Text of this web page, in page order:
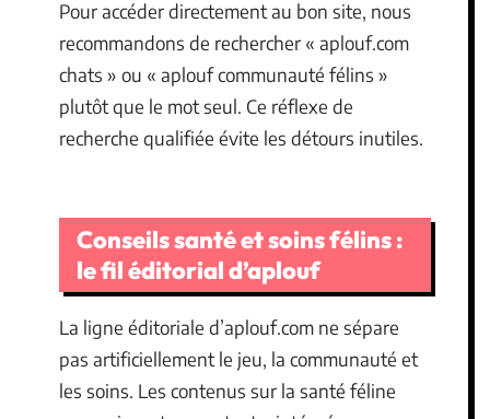
Pour accéder directement au bon site, nous
recommandons de rechercher « aplouf.com
chats » ou « aplouf communauté félins »
plutôt que le mot seul. Ce réflexe de
recherche qualifiée évite les détours inutiles.
Conseils santé et soins félins :
le fil éditorial d’aplouf
La ligne éditoriale d’aplouf.com ne sépare
pas artificiellement le jeu, la communauté et
les soins. Les contenus sur la santé féline